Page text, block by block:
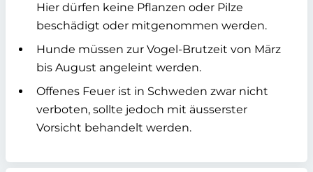
Hier dürfen keine Pflanzen oder Pilze
beschädigt oder mitgenommen werden.
Hunde müssen zur Vogel-Brutzeit von März
bis August angeleint werden.
Offenes Feuer ist in Schweden zwar nicht
verboten, sollte jedoch mit äusserster
Vorsicht behandelt werden.